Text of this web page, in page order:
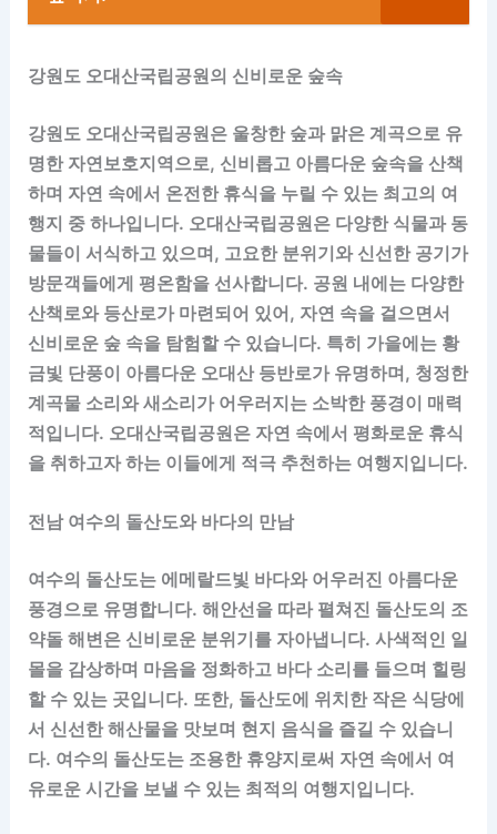
강원도 오대산국립공원의 신비로운 숲속
강원도 오대산국립공원은 울창한 숲과 맑은 계곡으로 유
명한 자연보호지역으로, 신비롭고 아름다운 숲속을 산책
하며 자연 속에서 온전한 휴식을 누릴 수 있는 최고의 여
행지 중 하나입니다. 오대산국립공원은 다양한 식물과 동
물들이 서식하고 있으며, 고요한 분위기와 신선한 공기가
방문객들에게 평온함을 선사합니다. 공원 내에는 다양한
산책로와 등산로가 마련되어 있어, 자연 속을 걸으면서
신비로운 숲 속을 탐험할 수 있습니다. 특히 가을에는 황
금빛 단풍이 아름다운 오대산 등반로가 유명하며, 청정한
계곡물 소리와 새소리가 어우러지는 소박한 풍경이 매력
적입니다. 오대산국립공원은 자연 속에서 평화로운 휴식
을 취하고자 하는 이들에게 적극 추천하는 여행지입니다.
전남 여수의 돌산도와 바다의 만남
여수의 돌산도는 에메랄드빛 바다와 어우러진 아름다운
풍경으로 유명합니다. 해안선을 따라 펼쳐진 돌산도의 조
약돌 해변은 신비로운 분위기를 자아냅니다. 사색적인 일
몰을 감상하며 마음을 정화하고 바다 소리를 들으며 힐링
할 수 있는 곳입니다. 또한, 돌산도에 위치한 작은 식당에
서 신선한 해산물을 맛보며 현지 음식을 즐길 수 있습니
다. 여수의 돌산도는 조용한 휴양지로써 자연 속에서 여
유로운 시간을 보낼 수 있는 최적의 여행지입니다.